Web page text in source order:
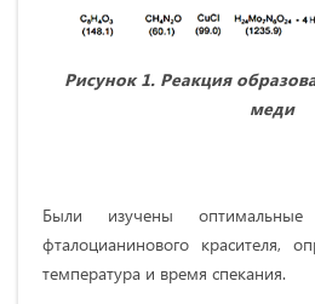
Рисунок 1. Реакция
меди
Были изучены
фталоцианинового красителя,
температура и время спекания.